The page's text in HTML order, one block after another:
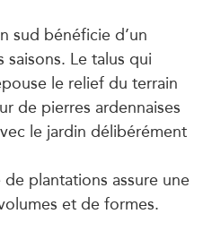
sud bénéficie d’un
Le talus qui
le relief du terrain
de pierres ardennaises
le jardin délibérément
plantations assure une
et de formes.